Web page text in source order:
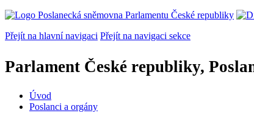
Přejít na hlavní navigaci Přejít na navigaci sekce
Parlament České republiky,
Úvod
Poslanci a orgány